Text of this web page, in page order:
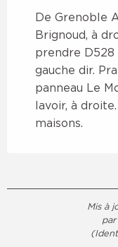
De Grenoble
Brignoud, à
prendre D528
gauche dir.
panneau Le
lavoir, à
maisons.
Mis à